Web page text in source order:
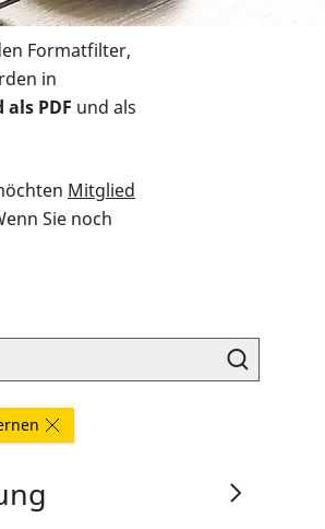
Formatfilter,
in
PDF und als
Mitglied
Sie noch